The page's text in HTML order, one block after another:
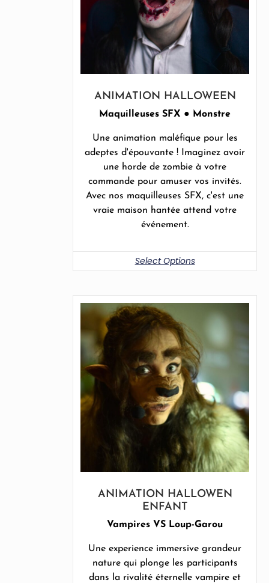
ANIMATION HALLOWEEN
Maquilleuses SFX ● Monstre
Une animation maléfique pour les
adeptes d'épouvante ! Imaginez avoir
une horde de zombie à votre
commande pour amuser vos invités.
Avec nos maquilleuses SFX, c'est une
vraie maison hantée attend votre
événement.
Select Options
ANIMATION HALLOWEN
ENFANT
Vampires VS Loup-Garou
Une experience immersive grandeur
nature qui plonge les participants
dans la rivalité éternelle vampire et